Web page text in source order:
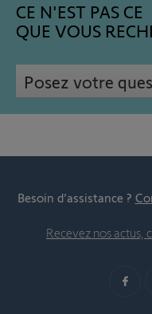
CE N'EST PAS CE
QUE VOUS
Posez votre
Besoin d’assistance ?
Recevez nos actus,